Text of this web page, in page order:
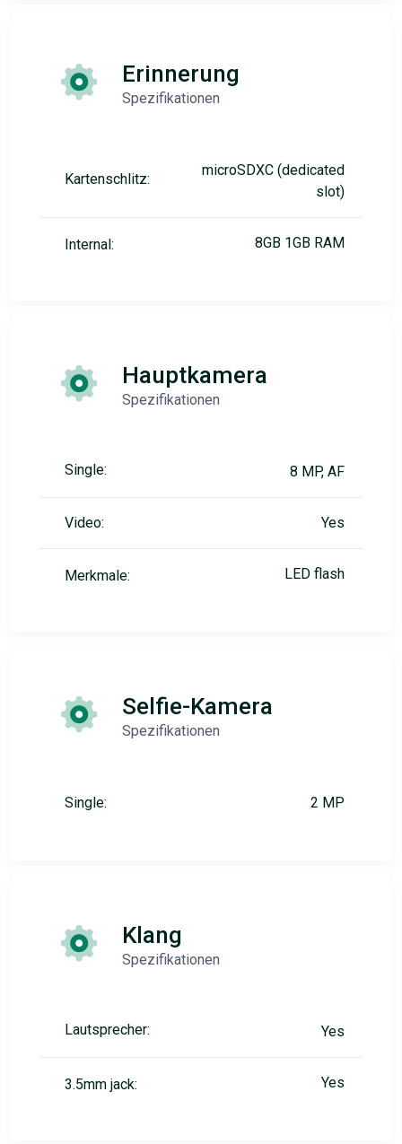
Erinnerung
Spezifikationen
Kartenschlitz:
microSDXC (dedicated
slot)
Internal: 8GB 1GB RAM
Hauptkamera
Spezifikationen
Single: 8 MP, AF
Video: Yes
Merkmale: LED flash
Selfie-Kamera
Spezifikationen
Single: 2 MP
Klang
Spezifikationen
Lautsprecher: Yes
3.5mm jack: Yes